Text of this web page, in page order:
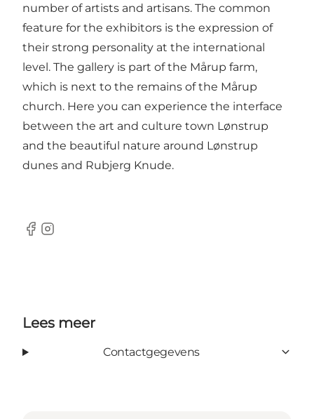
number of artists and artisans. The common
feature for the exhibitors is the expression of
their strong personality at the international
level. The gallery is part of the Mårup farm,
which is next to the remains of the Mårup
church. Here you can experience the interface
between the art and culture town Lønstrup
and the beautiful nature around Lønstrup
dunes and Rubjerg Knude.
Facebook
Instagram
Lees meer
Contactgegevens